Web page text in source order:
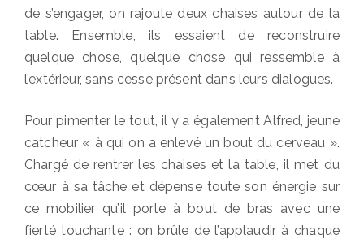
de s’engager, on rajoute deux chaises autour de la
table. Ensemble, ils essaient de reconstruire
quelque chose, quelque chose qui ressemble à
l’extérieur, sans cesse présent dans leurs dialogues.
Pour pimenter le tout, il y a également Alfred, jeune
catcheur « à qui on a enlevé un bout du cerveau ».
Chargé de rentrer les chaises et la table, il met du
cœur à sa tâche et dépense toute son énergie sur
ce mobilier qu’il porte à bout de bras avec une
fierté touchante : on brûle de l’applaudir à chaque